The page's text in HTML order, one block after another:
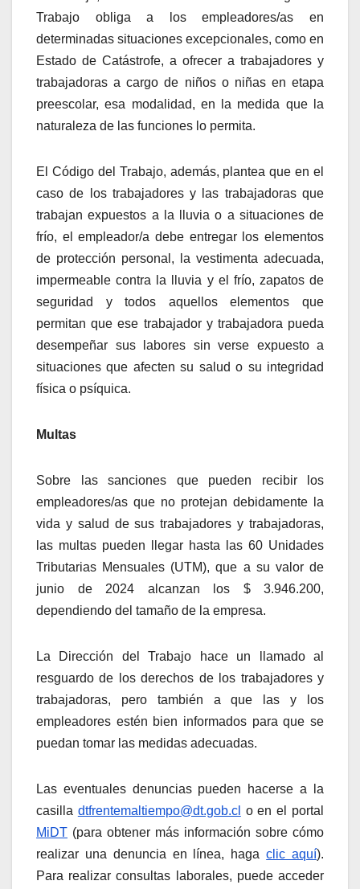
Trabajo obliga a los empleadores/as en
determinadas situaciones excepcionales, como en
Estado de Catástrofe, a ofrecer a trabajadores y
trabajadoras a cargo de niños o niñas en etapa
preescolar, esa modalidad, en la medida que la
naturaleza de las funciones lo permita.
El Código del Trabajo, además, plantea que en el
caso de los trabajadores y las trabajadoras que
trabajan expuestos a la lluvia o a situaciones de
frío, el empleador/a debe entregar los elementos
de protección personal, la vestimenta adecuada,
impermeable contra la lluvia y el frío, zapatos de
seguridad y todos aquellos elementos que
permitan que ese trabajador y trabajadora pueda
desempeñar sus labores sin verse expuesto a
situaciones que afecten su salud o su integridad
física o psíquica.
Multas
Sobre las sanciones que pueden recibir los
empleadores/as que no protejan debidamente la
vida y salud de sus trabajadores y trabajadoras,
las multas pueden llegar hasta las 60 Unidades
Tributarias Mensuales (UTM), que a su valor de
junio de 2024 alcanzan los $ 3.946.200,
dependiendo del tamaño de la empresa.
La Dirección del Trabajo hace un llamado al
resguardo de los derechos de los trabajadores y
trabajadoras, pero también a que las y los
empleadores estén bien informados para que se
puedan tomar las medidas adecuadas.
Las eventuales denuncias pueden hacerse a la
casilla dtfrentemaltiempo@dt.gob.cl o en el portal
MiDT (para obtener más información sobre cómo
realizar una denuncia en línea, hagaclic aquí).
Para realizar consultas laborales, puede acceder